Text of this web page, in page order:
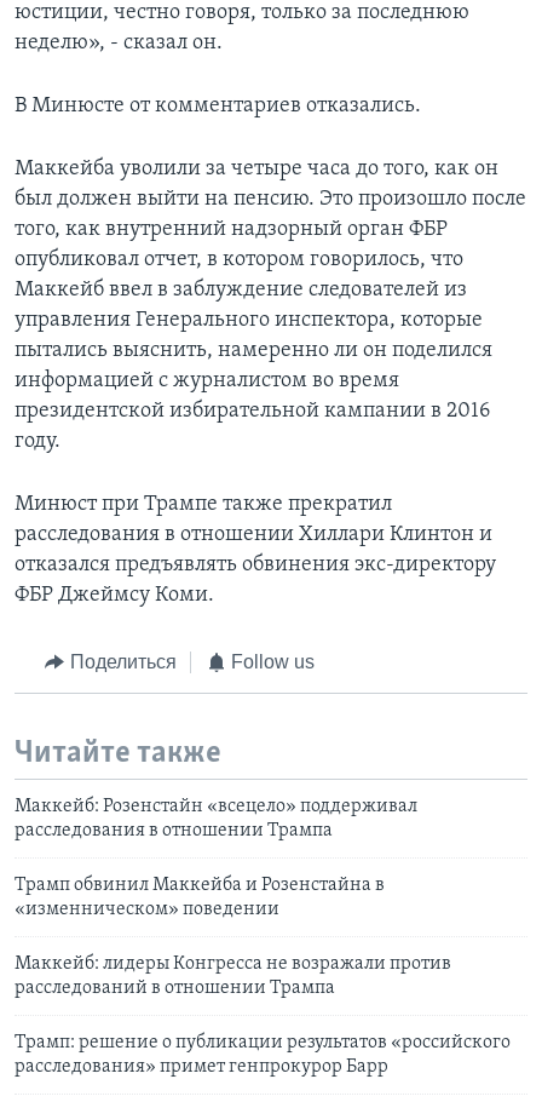
юстиции, честно говоря, только за последнюю
неделю», - сказал он.
В Минюсте от комментариев отказались.
Маккейба уволили за четыре часа до того, как он
был должен выйти на пенсию. Это произошло после
того, как внутренний надзорный орган ФБР
опубликовал отчет, в котором говорилось, что
Маккейб ввел в заблуждение следователей из
управления Генерального инспектора, которые
пытались выяснить, намеренно ли он поделился
информацией с журналистом во время
президентской избирательной кампании в 2016
году.
Минюст при Трампе также прекратил
расследования в отношении Хиллари Клинтон и
отказался предъявлять обвинения экс-директору
ФБР Джеймсу Коми.
Поделиться Follow us
Читайте также
Маккейб: Розенстайн «всецело» поддерживал
расследования в отношении Трампа
Трамп обвинил Маккейба и Розенстайна в
«изменническом» поведении
Маккейб: лидеры Конгресса не возражали против
расследований в отношении Трампа
Трамп: решение о публикации результатов «российского
расследования» примет генпрокурор Барр